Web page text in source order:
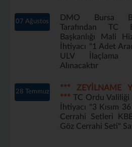
07 Ağustos
DMO Bursa
Tarafından TC
Başkanlığı Mali
İhtiyacı "1 Adet
ULV İlaçlama
Alınacaktır
28 Temmuz
*** ZEYİLNAME
***TC Ordu Valiliği
İhtiyacı "3 Kısım
Cerrahi Setleri
Göz Cerrahi Seti"